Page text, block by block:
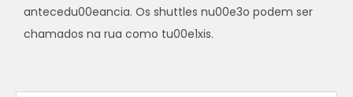
antecedu00eancia. Os shuttles nu00e3o podem ser
chamados na rua como tu00e1xis.